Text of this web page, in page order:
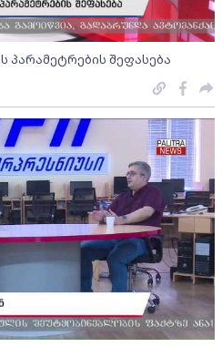
პარამეტრების შეფასება